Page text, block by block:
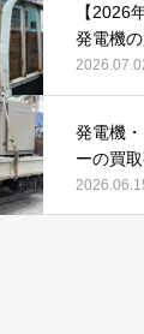
【2026
発電機の
あり・故
電機も
発電機
ーの買
NYO・
年6月も